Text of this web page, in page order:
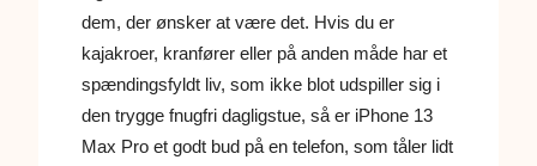
dem, der ønsker at være det. Hvis du er
kajakroer, kranfører eller på anden måde har et
spændingsfyldt liv, som ikke blot udspiller sig i
den trygge fnugfri dagligstue, så er iPhone 13
Max Pro et godt bud på en telefon, som tåler lidt